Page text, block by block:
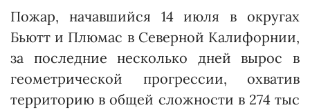
Пожар, начавшийся 14 июля в округах
Бьютт и Плюмас в Северной Калифорнии,
за последние несколько дней вырос в
геометрической прогрессии, охватив
территорию в общей сложности в 274 тыс